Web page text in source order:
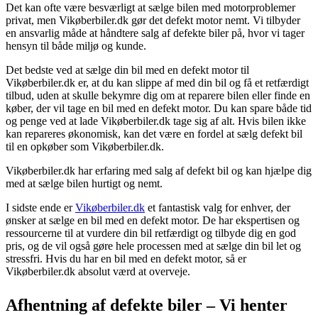
Det kan ofte være besværligt at sælge bilen med motorproblemer
privat, men Vikøberbiler.dk gør det defekt motor nemt. Vi tilbyder
en ansvarlig måde at håndtere salg af defekte biler på, hvor vi tager
hensyn til både miljø og kunde.
Det bedste ved at sælge din bil med en defekt motor til
Vikøberbiler.dk er, at du kan slippe af med din bil og få et retfærdigt
tilbud, uden at skulle bekymre dig om at reparere bilen eller finde en
køber, der vil tage en bil med en defekt motor. Du kan spare både tid
og penge ved at lade Vikøberbiler.dk tage sig af alt. Hvis bilen ikke
kan repareres økonomisk, kan det være en fordel at sælg defekt bil
til en opkøber som Vikøberbiler.dk.
Vikøberbiler.dk har erfaring med salg af defekt bil og kan hjælpe dig
med at sælge bilen hurtigt og nemt.
I sidste ende erVikøberbiler.dk et fantastisk valg for enhver, der
ønsker at sælge en bil med en defekt motor. De har ekspertisen og
ressourcerne til at vurdere din bil retfærdigt og tilbyde dig en god
pris, og de vil også gøre hele processen med at sælge din bil let og
stressfri. Hvis du har en bil med en defekt motor, så er
Vikøberbiler.dk absolut værd at overveje.
Afhentning af defekte biler – Vi henter